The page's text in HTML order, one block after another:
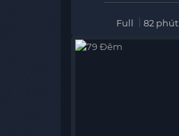
Full 82 phút